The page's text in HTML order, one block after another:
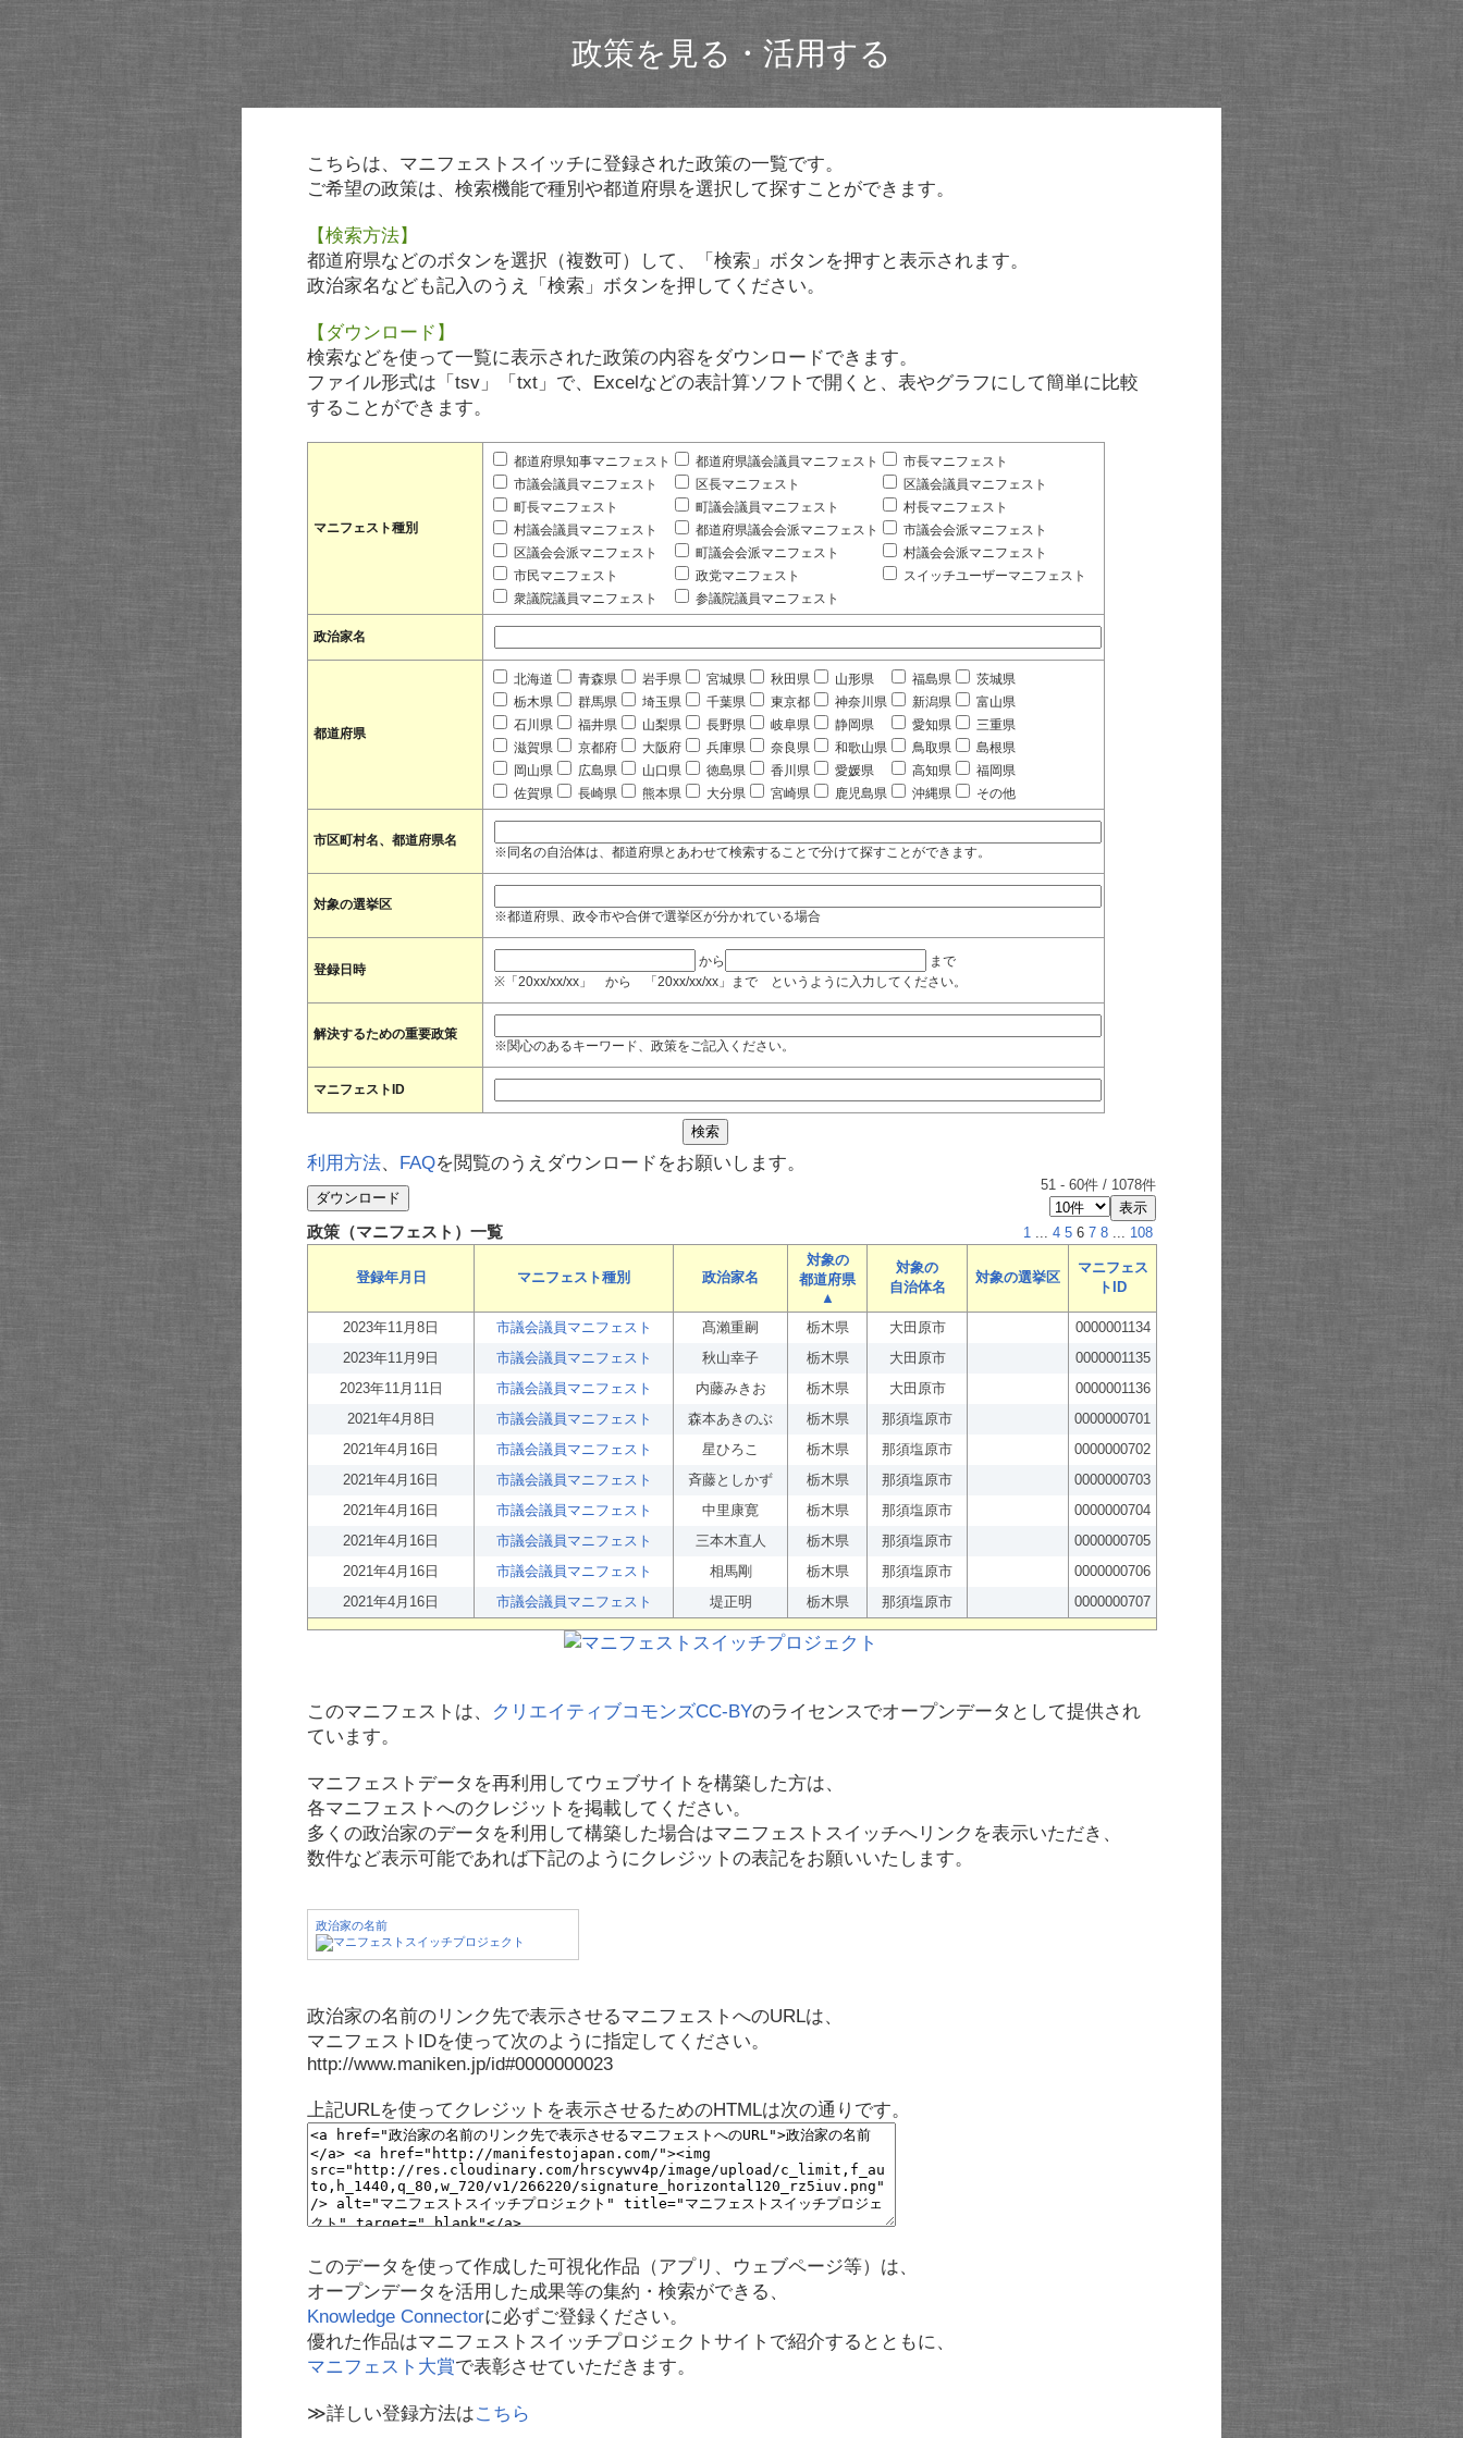
政策を見る・活用する
こちらは、マニフェストスイッチに登録された政策の一覧です。
ご希望の政策は、検索機能で種別や都道府県を選択して探すことができます。
【検索方法】
都道府県などのボタンを選択（複数可）して、「検索」ボタンを押すと表示されます。
政治家名なども記入のうえ「検索」ボタンを押してください。
【ダウンロード】
検索などを使って一覧に表示された政策の内容をダウンロードできます。
ファイル形式は「tsv」「txt」で、Excelなどの表計算ソフトで開くと、表やグラフにして簡単に比較
することができます。
マニフェスト種別
都道府県知事マニフェスト 都道府県議会議員マニフェスト
市長マニフェスト
市議会議員マニフェスト
区長マニフェスト
区議会議員マニフェスト
町長マニフェスト
町議会議員マニフェスト
村長マニフェスト
村議会議員マニフェスト
都道府県議会会派マニフェスト
市議会会派マニフェスト
区議会会派マニフェスト
町議会会派マニフェスト
村議会会派マニフェスト
市民マニフェスト
政党マニフェスト
スイッチユーザーマニフェスト
衆議院議員マニフェスト
参議院議員マニフェスト
政治家名
都道府県
北海道 青森県 岩手県 宮城県 秋田県 山形県 福島県
茨城県
栃木県
群馬県 埼玉県 千葉県 東京都 神奈川県 新潟県
富山県
石川県
福井県 山梨県 長野県 岐阜県 静岡県 愛知県
三重県
滋賀県
京都府 大阪府 兵庫県 奈良県 和歌山県 鳥取県
島根県
岡山県
広島県 山口県 徳島県 香川県 愛媛県 高知県
福岡県
佐賀県
長崎県 熊本県 大分県 宮崎県 鹿児島県 沖縄県 その他
市区町村名、都道府県名
※同名の自治体は、都道府県とあわせて検索することで分けて探すことができます。
対象の選挙区
※都道府県、政令市や合併で選挙区が分かれている場合
登録日時
から
まで
※「20xx/xx/xx」 から 「20xx/xx/xx」まで というように入力してください。
解決するための重要政策
※関心のあるキーワード、政策をご記入ください。
マニフェストID
利用方法、 FAQを閲覧のうえダウンロードをお願いします。
51 - 60件 / 1078件
政策（マニフェスト）一覧 1 ... 4 5 6 7 8 ... 108
登録年月日 マニフェスト種別 政治家名
対象の
都道府県
▲
対象の
自治体名
対象の選挙区
マニフェス
トID
2023年11月8日 市議会議員マニフェスト 髙瀨重嗣 栃木県 大田原市
0000001134
2023年11月9日
市議会議員マニフェスト 秋山幸子 栃木県 大田原市
0000001135
2023年11月11日
市議会議員マニフェスト 内藤みきお 栃木県 大田原市
0000001136
2021年4月8日
市議会議員マニフェスト 森本あきのぶ 栃木県 那須塩原市
0000000701
2021年4月16日
市議会議員マニフェスト 星ひろこ 栃木県 那須塩原市
0000000702
2021年4月16日
市議会議員マニフェスト 斉藤としかず 栃木県 那須塩原市
0000000703
2021年4月16日
市議会議員マニフェスト 中里康寛 栃木県 那須塩原市
0000000704
2021年4月16日
市議会議員マニフェスト 三本木直人 栃木県 那須塩原市
0000000705
2021年4月16日
市議会議員マニフェスト 相馬剛 栃木県 那須塩原市
0000000706
2021年4月16日
市議会議員マニフェスト 堤正明 栃木県 那須塩原市 0000000707
このマニフェストは、 クリエイティブコモンズCC-BYのライセンスでオープンデータとして提供され
ています。
マニフェストデータを再利用してウェブサイトを構築した方は、
各マニフェストへのクレジットを掲載してください。
多くの政治家のデータを利用して構築した場合はマニフェストスイッチへリンクを表示いただき、
数件など表示可能であれば下記のようにクレジットの表記をお願いいたします。
政治家の名前
政治家の名前のリンク先で表示させるマニフェストへのURLは、
マニフェストIDを使って次のように指定してください。
http://www.maniken.jp/id#0000000023
上記URLを使ってクレジットを表示させるためのHTMLは次の通りです。
このデータを使って作成した可視化作品（アプリ、ウェブページ等）は、
オープンデータを活用した成果等の集約・検索ができる、
Knowledge Connectorに必ずご登録ください。
優れた作品はマニフェストスイッチプロジェクトサイトで紹介するとともに、
マニフェスト大賞で表彰させていただきます。
≫詳しい登録方法はこちら